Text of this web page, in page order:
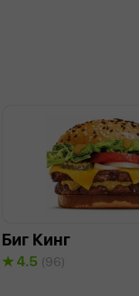
Биг Кинг
4.5 (96)